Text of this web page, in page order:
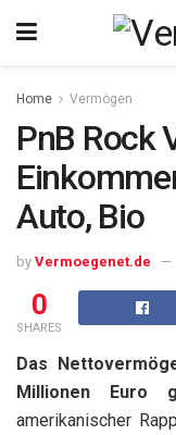
Home Vermögen
PnB Rock
Auto, Bio
by Vermoegenet.de
0
SHARES
Das
Millionen Euro
amerikanischer